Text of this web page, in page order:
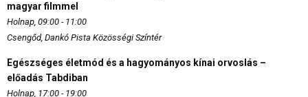
magyar filmmel
Holnap, 09:00 - 11:00
Csengőd, Dankó Pista Közösségi Színtér
Egészséges életmód és a hagyományos kínai orvoslás –
előadás Tabdiban
Holnap, 17:00 - 19:00